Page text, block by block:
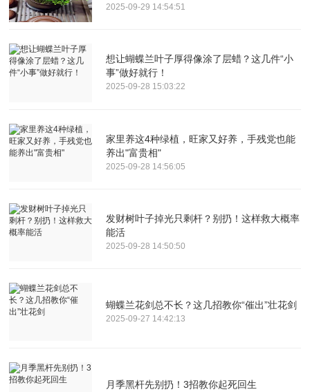
2025-09-29 14:54:51
想让蝴蝶兰叶子厚得像涂了层蜡？这几件“小
事”做好就行！
2025-09-28 15:03:22
家里养这4种绿植，旺家又好养，手残党也能
养出"富贵相"
2025-09-28 14:56:05
发财树叶子掉光只剩杆？别扔！这样救大概率
能活
2025-09-28 14:50:50
蝴蝶兰花剑总不长？这几招教你“催出”壮花剑
2025-09-27 14:42:13
月季黑杆先别扔！3招教你起死回生